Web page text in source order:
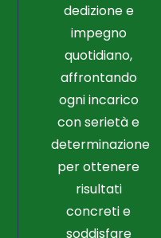
dedizione e
impegno
quotidiano,
affrontando
ogni incarico
con serietà e
determinazione
per ottenere
risultati
concreti e
soddisfare